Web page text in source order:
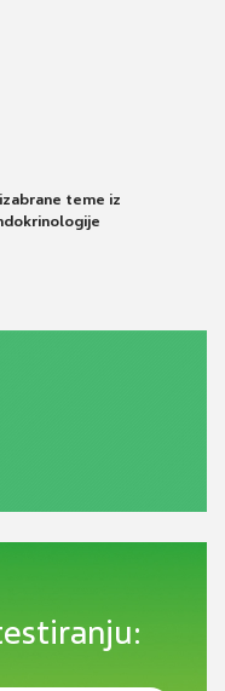
teme iz